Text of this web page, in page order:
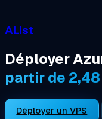
AList
Déployer
partir de
Déployer un VPS